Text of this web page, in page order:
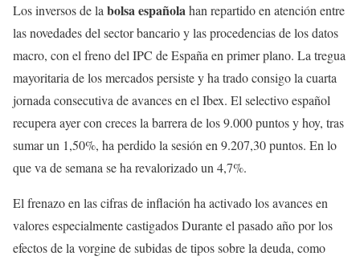
Los inversos de la bolsa españolahan repartido en atención entre
las novedades del sector bancario y las procedencias de los datos
macro, con el freno del IPC de España en primer plano. La tregua
mayoritaria de los mercados persiste y ha trado consigo la cuarta
jornada consecutiva de avances en el Ibex. El selectivo español
recupera ayer con creces la barrera de los 9.000 puntos y hoy, tras
sumar un 1,50%, ha perdido la sesión en 9.207,30 puntos. En lo
que va de semana se ha revalorizado un 4,7%.
El frenazo en las cifras de inflación ha activado los avances en
valores especialmente castigados Durante el pasado año por los
efectos de la vorgine de subidas de tipos sobre la deuda, como